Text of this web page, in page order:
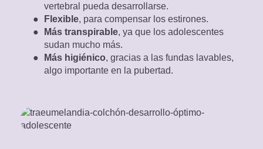
¿Cuánto tiempo se puede
guardar un colchón enrollado
en una caja?
vertebral pueda desarrollarse.
Flexible, para compensar los estirones.
Más transpirable, ya que los adolescentes
sudan mucho más.
Más higiénico, gracias a las fundas lavables,
algo importante en la pubertad.